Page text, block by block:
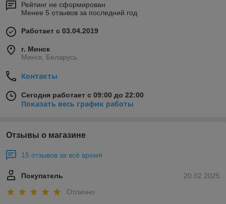
Рейтинг не сформирован
Менее 5 отзывов за последний год
Работает с 03.04.2019
г. Минск
Минск, Беларусь
Контакты
Сегодня работает с 09:00 до 22:00
Показать весь график работы
Отзывы о магазине
15 отзывов за всё время
20.02.2025
Покупатель
Отлично